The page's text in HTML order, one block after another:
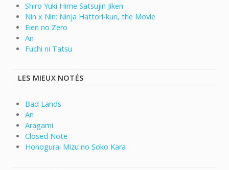
Shiro Yuki Hime Satsujin Jiken
Nin x Nin: Ninja Hattori-kun, the Movie
Eien no Zero
An
Fuchi ni Tatsu
LES MIEUX NOTÉS
Bad Lands
An
Aragami
Closed Note
Honogurai Mizu no Soko Kara